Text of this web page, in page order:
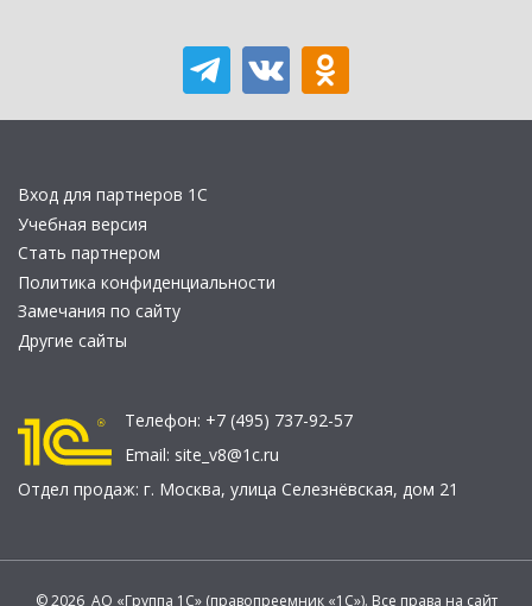
Вход для партнеров 1С
Учебная версия
Стать партнером
Политика конфиденциальности
Замечания по сайту
Другие сайты
Телефон: +7 (495) 737-92-57
Email: site_v8@1c.ru
Отдел продаж: г. Москва, улица Селезнёвская, дом 21
© 2026 АО «Группа 1С» (правопреемник «1С»). Все права на сайт